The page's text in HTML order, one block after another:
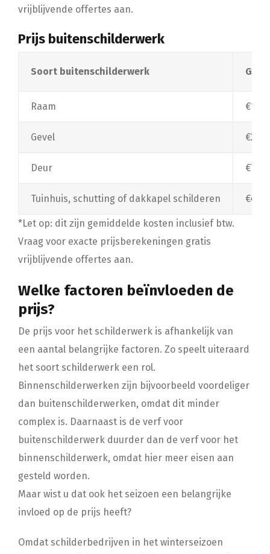
vrijblijvende offertes aan.
Prijs buitenschilderwerk
Soort buitenschilderwerk
Raam €15,-
Gevel €20,-
Deur €70,-
Tuinhuis, schutting of dakkapel schilderen
*Let op: dit zijn gemiddelde kosten inclusief btw.
Vraag voor exacte prijsberekeningen gratis
vrijblijvende offertes aan.
Welke factoren beïnvloeden de
prijs?
De prijs voor het schilderwerk is afhankelijk van
een aantal belangrijke factoren. Zo speelt uiteraard
het soort schilderwerk een rol.
Binnenschilderwerken zijn bijvoorbeeld voordeliger
dan buitenschilderwerken, omdat dit minder
complex is. Daarnaast is de verf voor
buitenschilderwerk duurder dan de verf voor het
binnenschilderwerk, omdat hier meer eisen aan
gesteld worden.
Maar wist u dat ook het seizoen een belangrijke
invloed op de prijs heeft?
Omdat schilderbedrijven in het winterseizoen